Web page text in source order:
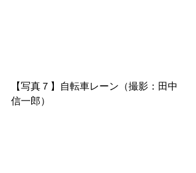
【写真７】自転車レーン（撮影：田中
信一郎）